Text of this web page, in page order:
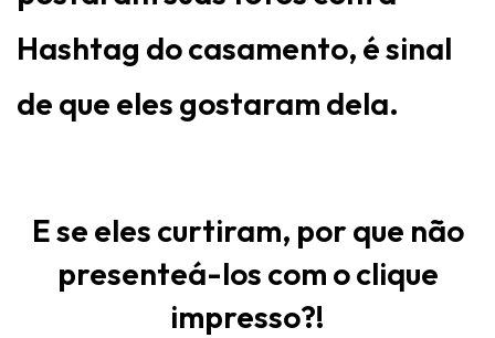
Hashtag do casamento, é sinal
de que eles gostaram dela.
E se eles curtiram, por que não
presenteá-los com o clique
impresso?!